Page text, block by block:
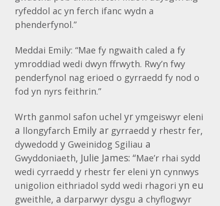
ryfeddol ac yn ferch ifanc wydn a
phenderfynol.”
Meddai Emily: “Mae fy ngwaith caled a fy
ymroddiad wedi dwyn ffrwyth. Rwy’n fwy
penderfynol nag erioed o gyrraedd fy nod o
fod yn nyrs feithrin.”
Wrth ganmol safon uchel yr ymgeiswyr eleni
a llongyfarch Emily ar gyrraedd y rhestr fer,
dywedodd y Gweinidog Sgiliau a
Gwyddoniaeth, Julie James: “Mae’r rhai sydd
wedi cyrraedd y rhestr fer eleni yn cynnwys
unigolion eithriadol sydd wedi rhagori yn eu
gweithle, a darparwyr dysgu a chyflogwyr